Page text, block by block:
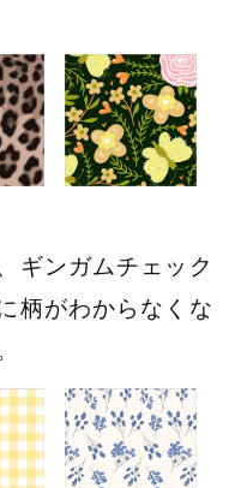
ギンガムチェック
柄がわからなくな